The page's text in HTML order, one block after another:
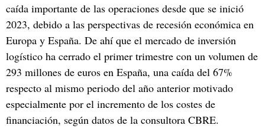
caída importante de las operaciones desde que se inició
2023, debido a las perspectivas de recesión económica en
Europa y España. De ahí que el mercado de inversión
logístico ha cerrado el primer trimestre con un volumen de
293 millones de euros en España, una caída del 67%
respecto al mismo periodo del año anterior motivado
especialmente por el incremento de los costes de
financiación, según datos de la consultora CBRE.